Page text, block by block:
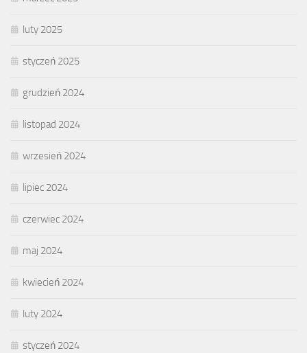
luty 2025
styczeń 2025
grudzień 2024
listopad 2024
wrzesień 2024
lipiec 2024
czerwiec 2024
maj 2024
kwiecień 2024
luty 2024
styczeń 2024